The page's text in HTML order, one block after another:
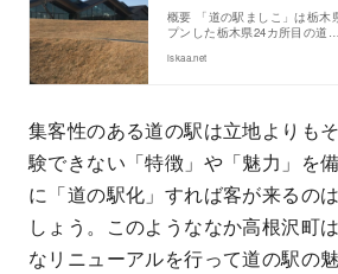
概要 「道の駅ましこ」は栃木
プンした栃木県24カ所目の道…
iskaa.net
集客性のある道の駅は立地よりも
験できない「特徴」や「魅力」を
に「道の駅化」すれば客が来るの
しょう。このようななか高根沢町
なリニューアルを行って道の駅の